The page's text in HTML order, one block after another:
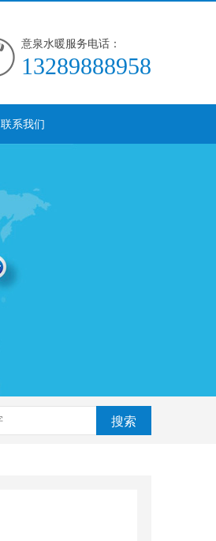
意泉水暖服务电话：
13289888958
联系我们
搜索